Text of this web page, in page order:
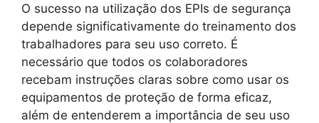
O sucesso na utilização dos EPIs de segurança
depende significativamente do treinamento dos
trabalhadores para seu uso correto. É
necessário que todos os colaboradores
recebam instruções claras sobre como usar os
equipamentos de proteção de forma eficaz,
além de entenderem a importância de seu uso